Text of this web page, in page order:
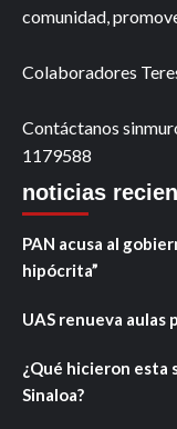
comunidad,
Colaboradores
Contáctanos
1179588
noticias
PAN acusa al
hipócrita”
UAS renueva aulas
¿Qué hicieron esta
Sinaloa?